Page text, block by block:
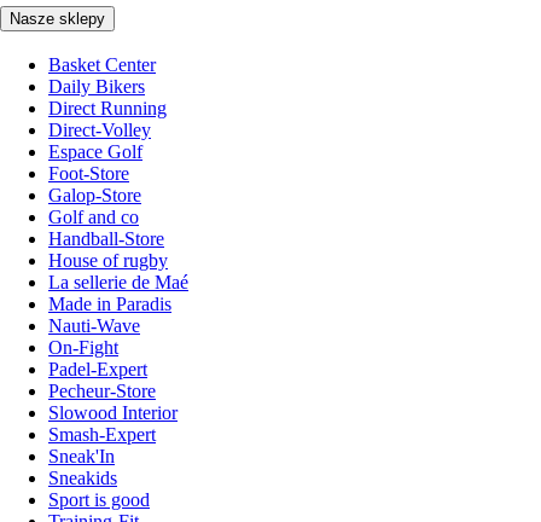
Nasze sklepy
Basket Center
Daily Bikers
Direct Running
Direct-Volley
Espace Golf
Foot-Store
Galop-Store
Golf and co
Handball-Store
House of rugby
La sellerie de Maé
Made in Paradis
Nauti-Wave
On-Fight
Padel-Expert
Pecheur-Store
Slowood Interior
Smash-Expert
Sneak'In
Sneakids
Sport is good